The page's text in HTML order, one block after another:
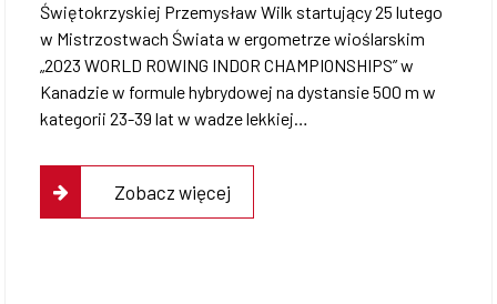
Świętokrzyskiej Przemysław Wilk startujący 25 lutego
w Mistrzostwach Świata w ergometrze wioślarskim
„2023 WORLD ROWING INDOR CHAMPIONSHIPS” w
Kanadzie w formule hybrydowej na dystansie 500 m w
kategorii 23-39 lat w wadze lekkiej…
Zobacz więcej